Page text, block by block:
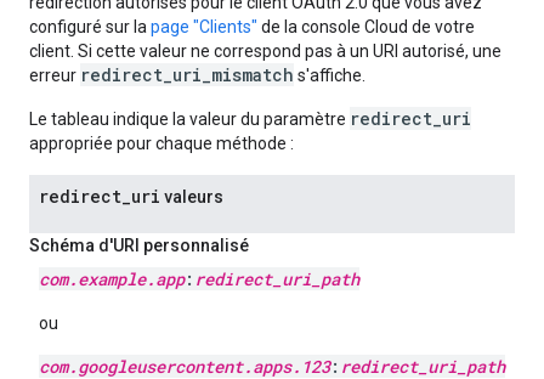
configuré sur la page "Clients" de la console Cloud de votre
client. Si cette valeur ne correspond pas à un URI autorisé, une
erreur redirect_uri_mismatch s'affiche.
Le tableau indique la valeur du paramètre redirect_uri
appropriée pour chaque méthode :
redirect uri valeurs
Schéma d'URI personnalisé
com.example.app: redirect_ uri path
ou
com.googleusercontent.apps. 123: redirect_ uri path